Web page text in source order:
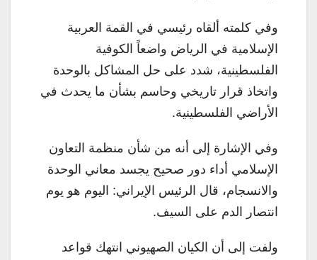
وفي كلمته ألقاه رئيسي في القمة العربية
الإسلامية في الرياض واضعاً الكوفية
الفلسطينية، شدد على حل المشاكل بالوحدة
واتخاذ قرار تاريخي وحاسم بشأن ما يحدث في
الأراضي الفلسطينية.
وفي الإشارة إلى أنه من شأن منظمة التعاون
الإسلامي أداء دور صحيح يجسد معاني الوحدة
والانسجام، قال الرئيس الإيراني: اليوم هو يوم
انتصار الدم على السيف.
ولفت إلى أن الكيان الصهيوني انتهك قواعد